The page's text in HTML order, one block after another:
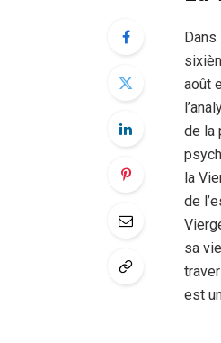
août
de la
la
de
sa
est